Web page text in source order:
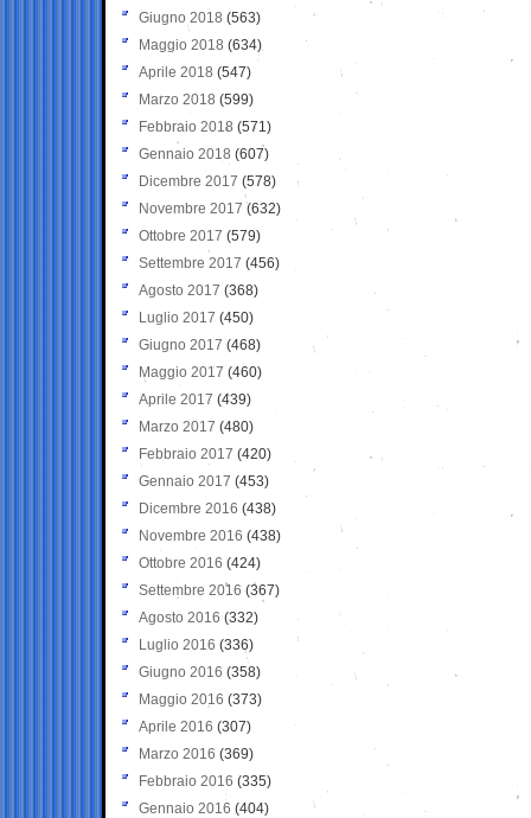
Giugno 2018 (563)
Maggio 2018 (634)
Aprile 2018 (547)
Marzo 2018 (599)
Febbraio 2018 (571)
Gennaio 2018 (607)
Dicembre 2017 (578)
Novembre 2017 (632)
Ottobre 2017 (579)
Settembre 2017 (456)
Agosto 2017 (368)
Luglio 2017 (450)
Giugno 2017 (468)
Maggio 2017 (460)
Aprile 2017 (439)
Marzo 2017 (480)
Febbraio 2017 (420)
Gennaio 2017 (453)
Dicembre 2016 (438)
Novembre 2016 (438)
Ottobre 2016 (424)
Settembre 2016 (367)
Agosto 2016 (332)
Luglio 2016 (336)
Giugno 2016 (358)
Maggio 2016 (373)
Aprile 2016 (307)
Marzo 2016 (369)
Febbraio 2016 (335)
Gennaio 2016 (404)